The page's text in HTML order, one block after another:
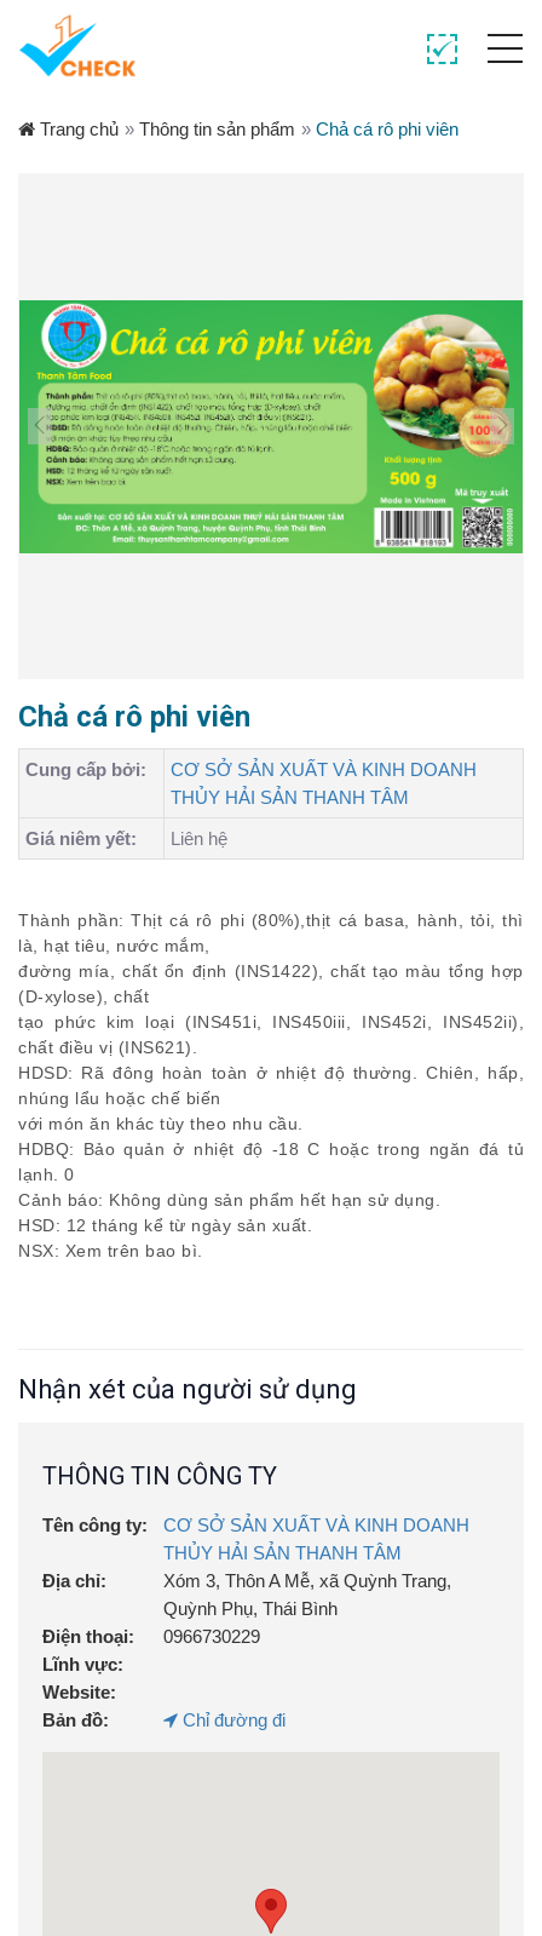
Trang chủ » Thông tin sản phẩm » Chả cá rô phi viên
Chả cá rô phi viên
Cung cấp bởi:
CƠ SỞ SẢN XUẤT VÀ KINH DOANH
THỦY HẢI SẢN THANH TÂM
Giá niêm yết:
Liên hệ
Thành phần: Thịt cá rô phi (80%),thịt cá basa, hành, tỏi, thì
là, hạt tiêu, nước mắm,
đường mía, chất ổn định (INS1422), chất tạo màu tổng hợp
(D-xylose), chất
tạo phức kim loại (INS451i, INS450iii, INS452i, INS452ii),
chất điều vị (INS621).
HDSD: Rã đông hoàn toàn ở nhiệt độ thường. Chiên, hấp,
nhúng lẩu hoặc chế biến
với món ăn khác tùy theo nhu cầu.
HDBQ: Bảo quản ở nhiệt độ -18 C hoặc trong ngăn đá tủ
lạnh. 0
Cảnh báo: Không dùng sản phẩm hết hạn sử dụng.
HSD: 12 tháng kể từ ngày sản xuất.
NSX: Xem trên bao bì.
Nhận xét của người sử dụng
THÔNG TIN CÔNG TY
Tên công ty:
CƠ SỞ SẢN XUẤT VÀ KINH DOANH
THỦY HẢI SẢN THANH TÂM
Địa chỉ:
Xóm 3, Thôn A Mễ, xã Quỳnh Trang,
Quỳnh Phụ, Thái Bình
Điện thoại:
0966730229
Lĩnh vực:
Website:
Bản đồ:
Chỉ đường đi